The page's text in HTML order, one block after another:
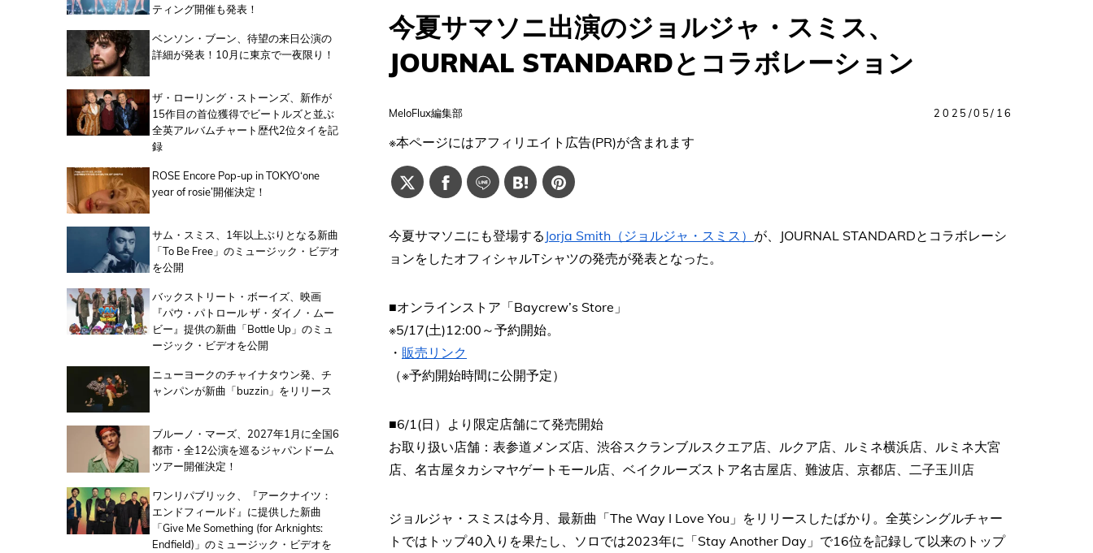
今夏サマソニ出演のジョルジャ・スミス、
JOURNAL STANDARDとコラボレーション
MeloFlux編集部 2025/05/16
※本ページにはアフィリエイト広告(PR)が含まれます
今夏サマソニにも登場する Jorja Smith（ジョルジャ・スミス） が、JOURNAL STANDARDとコラボレーシ
ョンをしたオフィシャルTシャツの発売が発表となった。
■オンラインストア「Baycrew’s Store」
※5/17(土)12:00～予約開始。
・ 販売リンク
（※予約開始時間に公開予定）
■6/1(日）より限定店舗にて発売開始
お取り扱い店舗：表参道メンズ店、渋谷スクランブルスクエア店、ルクア店、ルミネ横浜店、ルミネ大宮
店、名古屋タカシマヤゲートモール店、ベイクルーズストア名古屋店、難波店、京都店、二子玉川店
ジョルジャ・スミスは今月、最新曲「The Way I Love You」をリリースしたばかり。全英シングルチャー
トではトップ40入りを果たし、ソロでは2023年に「Stay Another Day」で16位を記録して以来のトップ
ティング開催も発表！
ベンソン・ブーン、待望の来日公演の
詳細が発表！10月に東京で一夜限り！
ザ・ローリング・ストーンズ、新作が
15作目の首位獲得でビートルズと並ぶ
全英アルバムチャート歴代2位タイを記
録
ROSE Encore Pop-up in TOKYO‘one
year of rosie’開催決定！
サム・スミス、1年以上ぶりとなる新曲
「To Be Free」のミュージック・ビデオ
を公開
バックストリート・ボーイズ、映画
『パウ・パトロール ザ・ダイノ・ムー
ビー』提供の新曲「Bottle Up」のミュ
ージック・ビデオを公開
ニューヨークのチャイナタウン発、チ
ャンパンが新曲「buzzin」をリリース
ブルーノ・マーズ、2027年1月に全国6
都市・全12公演を巡るジャパンドーム
ツアー開催決定！
ワンリパブリック、『アークナイツ：
エンドフィールド』に提供した新曲
「Give Me Something (for Arknights:
Endfield)」のミュージック・ビデオを